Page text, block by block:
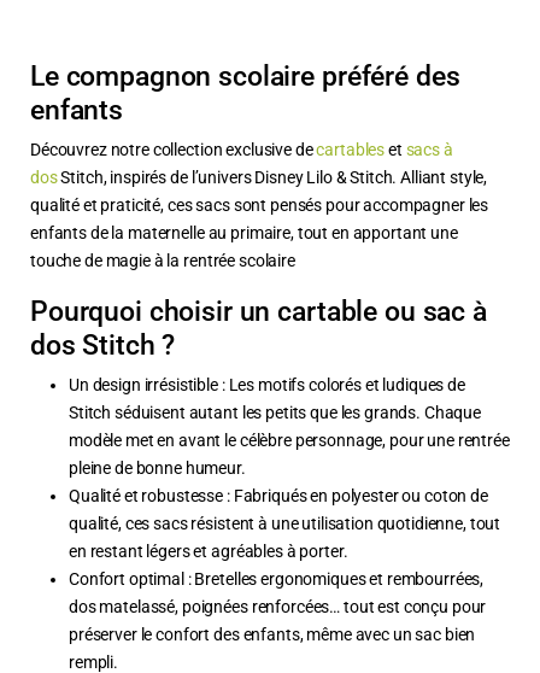
Le compagnon scolaire préféré des
enfants
Découvrez notre collection exclusive decartableset sacs à
dosStitch, inspirés de l’univers Disney Lilo & Stitch. Alliant style,
qualité et praticité, ces sacs sont pensés pour accompagner les
enfants de la maternelle au primaire, tout en apportant une
touche de magie à la rentrée scolaire
Pourquoi choisir un cartable ou sac à
dos Stitch ?
Un design irrésistible : Les motifs colorés et ludiques de
Stitch séduisent autant les petits que les grands. Chaque
modèle met en avant le célèbre personnage, pour une rentrée
pleine de bonne humeur.
Qualité et robustesse : Fabriqués en polyester ou coton de
qualité, ces sacs résistent à une utilisation quotidienne, tout
en restant légers et agréables à porter.
Confort optimal : Bretelles ergonomiques et rembourrées,
dos matelassé, poignées renforcées… tout est conçu pour
préserver le confort des enfants, même avec un sac bien
rempli.